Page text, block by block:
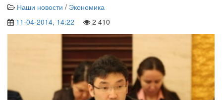
Наши новости / Экономика
11-04-2014, 14:22
2 410